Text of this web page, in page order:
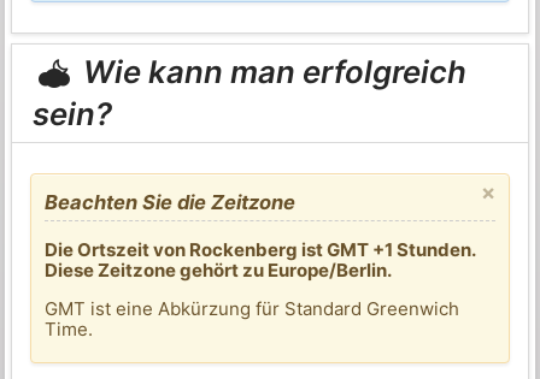
Wie kann man erfolgreich
sein?
×
Beachten Sie die Zeitzone
Die Ortszeit von Rockenberg ist GMT +1 Stunden.
Diese Zeitzone gehört zu Europe/Berlin.
GMT ist eine Abkürzung für Standard Greenwich
Time.